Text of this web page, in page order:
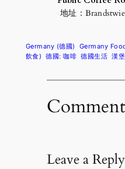
地址：
Germany (德國) Germany
飲食) 德國: 咖啡 德國生活 漢
Leave a Reply